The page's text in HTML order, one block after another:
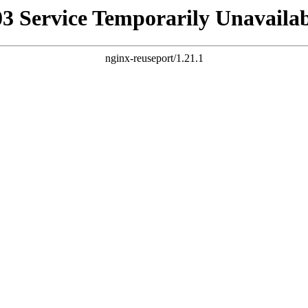
Service Temporarily
nginx-reuseport/1.21.1